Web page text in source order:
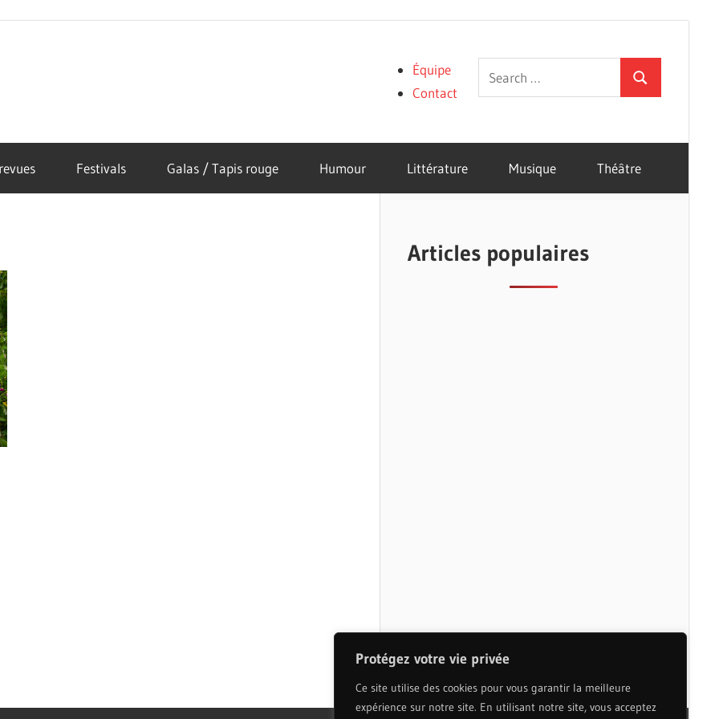
Protégez votre vie privée
Ce site utilise des cookies pour vous garantir la meilleure
expérience sur notre site. En utilisant notre site, vous acceptez
Search
for:
Search
Équipe
Contact
Festivals Galas / Tapis rouge Humour Littérature Musique Théâtre
Articles populaires